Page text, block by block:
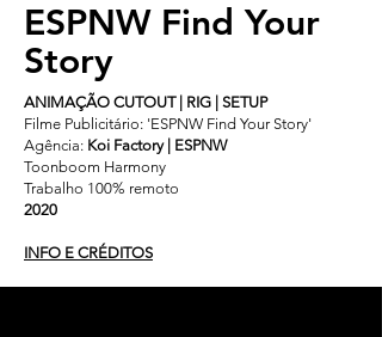
ESPNW Find Your
Story
ANIMAÇÃO CUTOUT | RIG | SETUP
Filme Publicitário: 'ESPNW Find Your Story'
Agência: Koi Factory | ESPNW
Toonboom Harmony
Trabalho 100% remoto
2020
INFO E CRÉDITOS